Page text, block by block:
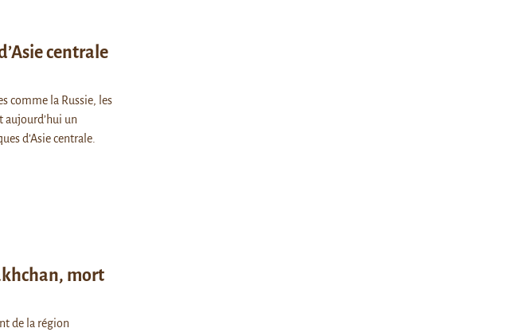
centrale
comme la Russie, les
aujourd’hui un
d’Asie centrale.
mort
de la région